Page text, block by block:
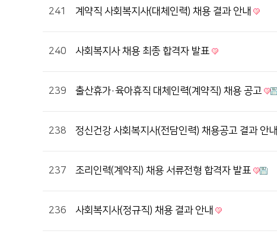
241 계약직 사회복지사(대체인력) 채용 결과 안내
240 사회복지사 채용 최종 합격자 발표
239 출산휴가·육아휴직 대체인력(계약직) 채용 공고
238 정신건강 사회복지사(전담인력) 채용공고 결과 안내
237 조리인력(계약직) 채용 서류전형 합격자 발표
236 사회복지사(정규직) 채용 결과 안내